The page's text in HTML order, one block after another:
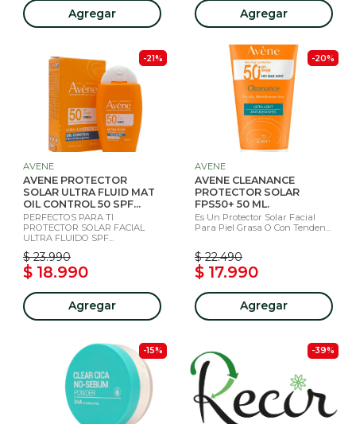
Agregar Agregar
-21%
AVENE
AVENE PROTECTOR
SOLAR ULTRA FLUID MAT
OIL CONTROL 50 SPF...
PERFECTOS PARA TI
PROTECTOR SOLAR FACIAL
ULTRA FLUIDO SPF...
$ 23.990
$ 18.990
Agregar
-20%
AVENE
AVENE CLEANANCE
PROTECTOR SOLAR
FPS50+ 50 ML.
Es Un Protector Solar Facial
Para Piel Grasa O Con Tenden...
$ 22.490
$ 17.990
Agregar
-15% -39%